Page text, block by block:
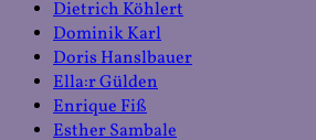
Dietrich Köhlert
Dominik Karl
Doris Hanslbauer
Ella:r Gülden
Enrique Fiß
Esther Sambale